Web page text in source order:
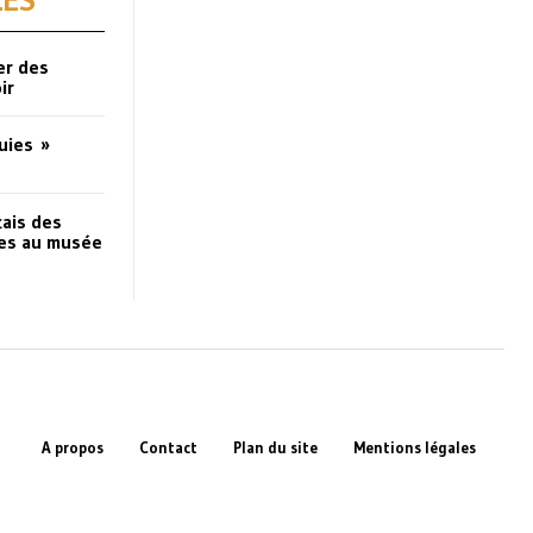
des
»
des
au musée
A propos Contact Plan du site Mentions légales